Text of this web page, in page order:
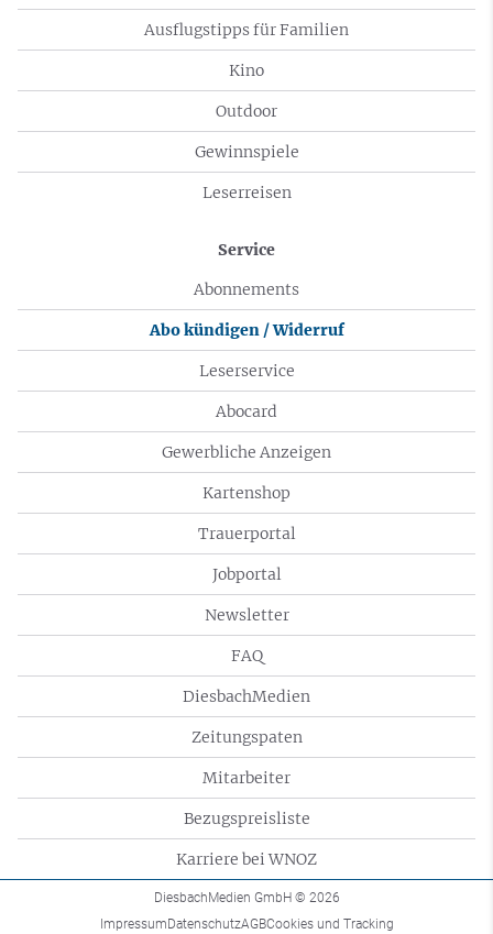
Ausflugstipps für Familien
Kino
Outdoor
Gewinnspiele
Leserreisen
Service
Abonnements
Abo kündigen / Widerruf
Leserservice
Abocard
Gewerbliche Anzeigen
Kartenshop
Trauerportal
Jobportal
Newsletter
FAQ
DiesbachMedien
Zeitungspaten
Mitarbeiter
Bezugspreisliste
Karriere bei WNOZ
DiesbachMedien GmbH © 2026
ImpressumDatenschutzAGBCookies und Tracking